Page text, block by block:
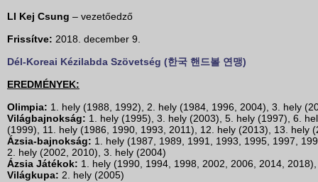
LI Kej Csung – vezetőedző
Frissítve: 2018. december 9.
Dél-Koreai Kézilabda Szövetség (한국 핸드볼 연맹)
EREDMÉNYEK:
Olimpia: 1. hely (1988, 1992), 2. hely (1984, 1996, 2004), 3. hely
Világbajnokság: 1. hely (1995), 3. hely (2003), 5. hely (1997), 6.
(1999), 11. hely (1986, 1990, 1993, 2011), 12. hely (2013), 13. hely
Ázsia-bajnokság: 1. hely (1987, 1989, 1991, 1993, 1995, 1997,
2. hely (2002, 2010), 3. hely (2004)
Ázsia Játékok: 1. hely (1990, 1994, 1998, 2002, 2006, 2014,
Világkupa: 2. hely (2005)